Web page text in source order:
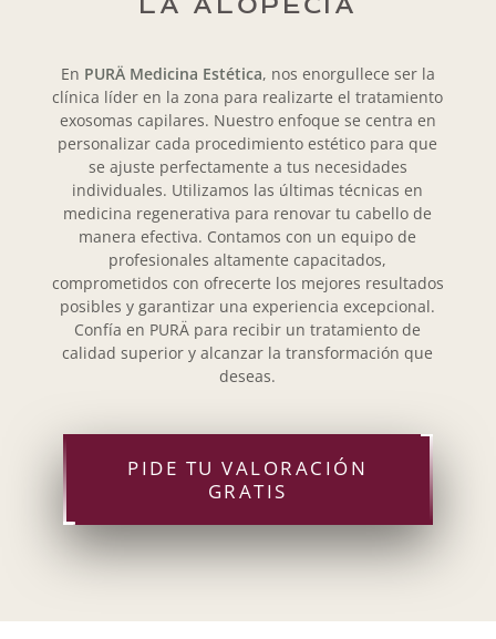
LA ALOPECIA
En PURÄ Medicina Estética, nos enorgullece ser la
clínica líder en la zona para realizarte el tratamiento
exosomas capilares. Nuestro enfoque se centra en
personalizar cada procedimiento estético para que
se ajuste perfectamente a tus necesidades
individuales. Utilizamos las últimas técnicas en
medicina regenerativa para renovar tu cabello de
manera efectiva. Contamos con un equipo de
profesionales altamente capacitados,
comprometidos con ofrecerte los mejores resultados
posibles y garantizar una experiencia excepcional.
Confía en PURÄ para recibir un tratamiento de
calidad superior y alcanzar la transformación que
deseas.
PIDE TU VALORACIÓN
GRATIS